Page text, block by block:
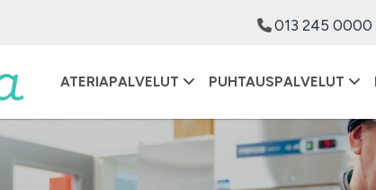
013 245 0000
ATERIAPALVELUT PUHTAUSPALVELUT